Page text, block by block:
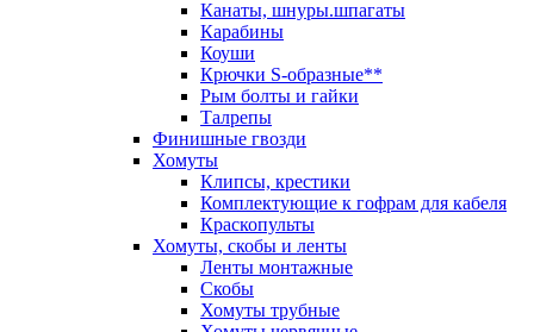
Канаты, шнуры.шпагаты
Карабины
Коуши
Крючки S-образные**
Рым болты и гайки
Талрепы
Финишные гвозди
Хомуты
Клипсы, крестики
Комплектующие к гофрам для кабеля
Краскопульты
Хомуты, скобы и ленты
Ленты монтажные
Скобы
Хомуты трубные